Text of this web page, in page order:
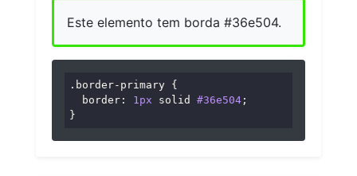
Este elemento tem borda #36e504.
.border-primary {
border : 1px solid #36e504 ;
}